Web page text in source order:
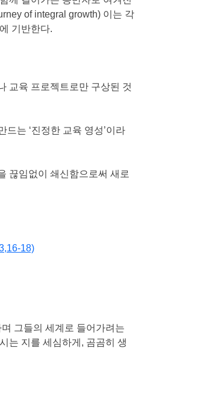
of integral growth) 이는 각
기반한다.
교육 프로젝트로만 구상된 것
는 ‘진정한 교육 영성’이라
끊임없이 쇄신함으로써 새로
18)
그들의 세계로 들어가려는
는 지를 세심하게, 곰곰히 생